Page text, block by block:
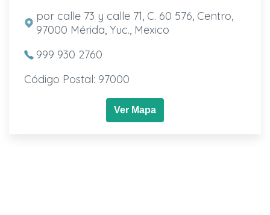
por calle 73 y calle 71, C. 60 576, Centro,
97000 Mérida, Yuc., Mexico
999 930 2760
Código Postal: 97000
Ver Mapa